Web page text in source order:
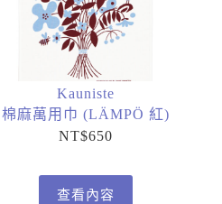
Kauniste
棉麻萬用巾 (LÄMPÖ 紅)
NT$650
查看內容